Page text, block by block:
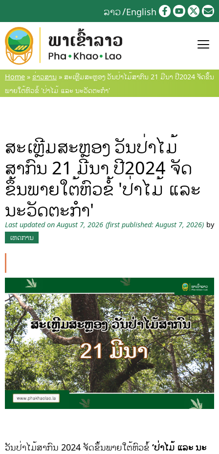
to
content
ລາວ English
Home » ຂ່າວສານ » ສະເຫຼີມສະຫຼອງ ວັນປ່າໄມ້ສາກົນ 21 ມີນາ ປີ2024 ຈັດຂຶ້ນ
ພາຍໃຕ້ຫົວຂໍ້ 'ປ່າໄມ້ ແລະ ນະວັດຕະກໍາ'
ສະເຫຼີມສະຫຼອງ ວັນປ່າໄມ້
ສາກົນ 21 ມີນາ ປີ2024 ຈັດ
ຂຶ້ນພາຍໃຕ້ຫົວຂໍ້ 'ປ່າໄມ້ ແລະ
ນະວັດຕະກໍາ'
Last updated on August 7, 2026 (first published: August 7, 2026) by
ເຫດການ
ວັນປ່າໄມ້ສາກົນ 2024 ຈັດຂຶ້ນພາຍໃຕ້ຫົວຂໍ້ ‘ປ່າໄມ້ ແລະ ນະ